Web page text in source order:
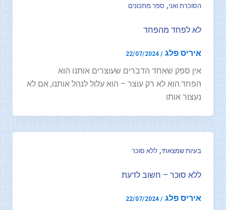
הסוכרת ואני, ספר מתכונים
לא לפחד מהפחד
איריס פלג /
22/07/2024
אין ספק שאחד הדברים שעוצרים אותנו הוא
הפחד.הוא לא רק עוצר – הוא עלול לנהל אותנו, אם לא
נעצור אותו
בעיות שמצאתי, ללא סוכר
ללא סוכר – חשוב לדעת
איריס פלג /
22/07/2024